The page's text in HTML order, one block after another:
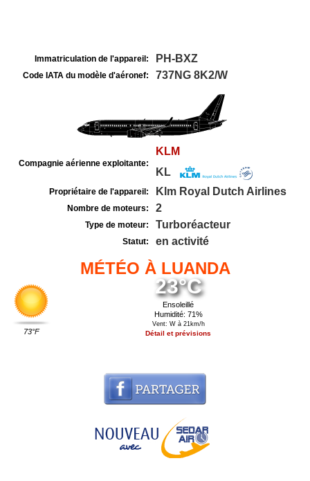
Immatriculation de l'appareil: PH-BXZ
Code IATA du modèle d'aéronef: 737NG 8K2/W
Compagnie aérienne exploitante:
KLM
KL
Propriétaire de l'appareil: Klm Royal Dutch Airlines
Nombre de moteurs: 2
Type de moteur: Turboréacteur
Statut: en activité
MÉTÉO À LUANDA
73°F
23°C
Ensoleillé
Humidité: 71%
Vent: W à 21km/h
Détail et prévisions